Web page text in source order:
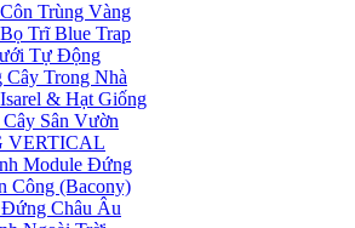
Trùng Vàng
Trĩ Blue Trap
Tự Động
Cây Trong Nhà
& Hạt Giống
Cây Sân Vườn
VERTICAL
Module Đứng
Công (Bacony)
Châu Âu